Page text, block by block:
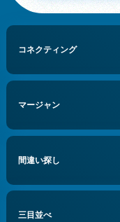
コネクティング
マージャン
間違い探し
三目並べ